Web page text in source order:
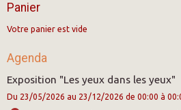
Panier
Votre panier est vide
Agenda
Exposition "Les yeux dans les yeux"
Du 23/05/2026 au 23/12/2026 de 00:00 à